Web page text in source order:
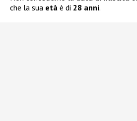
che la sua età è di 28 anni.